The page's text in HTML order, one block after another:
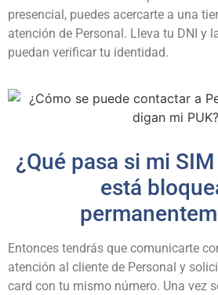
presencial, puedes acercarte a una
atención de Personal. Lleva tu DNI y
puedan verificar tu identidad.
¿Qué pasa si mi
está
Entonces tendrás que comunicarte
atención al cliente de Personal y
card con tu mismo número. Una vez